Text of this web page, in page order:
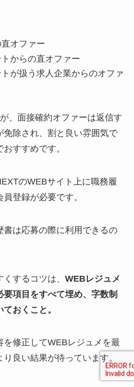
オファー
からの直オファー
が扱う求人企業からのオファ
、 面接確約オファーは返信す
免除され、割と良い雰囲気で
すすめです。
のWEBサイト上に職務履
登録が必要です。
書は応募の際に利用できるの
するコツは、 WEBレジュメ
要項目をすべて埋め、字数制
おくこと。
を修正してWEBレジュメを最
良い結果が待っています。